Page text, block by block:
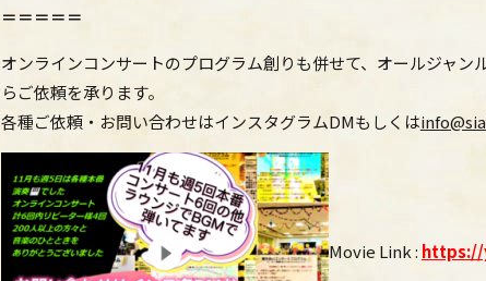
＝＝＝＝＝
オンラインコンサートのプログラム創りも併せて、オールジャン
らご依頼を承ります。
各種ご依頼・お問い合わせはインスタグラムDMもしくは
Movie Link : https://